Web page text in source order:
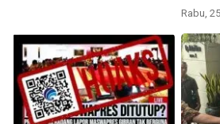
Rabu,